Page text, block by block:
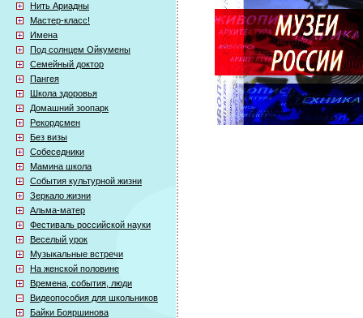
Нить Ариадны
Мастер-класс!
Имена
Под солнцем Ойкумены
Семейный доктор
Пангея
Школа здоровья
Домашний зоопарк
Рекордсмен
Без визы
Собеседники
Мамина школа
События культурной жизни
Зеркало жизни
Альма-матер
Фестиваль российской науки
Веселый урок
Музыкальные встречи
На женской половине
Времена, события, люди
Видеопособия для школьников
Байки Бояршинова